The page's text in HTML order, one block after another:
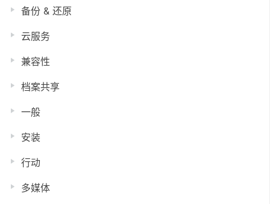
备份 & 还原
云服务
兼容性
档案共享
一般
安装
行动
多媒体